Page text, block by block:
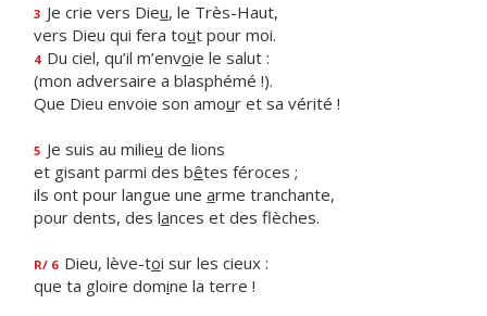
3 Je crie vers Dieu, le Très-Haut,
vers Dieu qui fera tout pour moi.
4 Du ciel, qu’il m’envoie le salut :
(mon adversaire a blasphémé !).
Que Dieu envoie son amour et sa vérité !
5 Je suis au milieu de lions
et gisant parmi des bêtes féroces ;
ils ont pour langue une arme tranchante,
pour dents, des lances et des flèches.
R/ 6 Dieu, lève-toi sur les cieux :
que ta gloire domine la terre !